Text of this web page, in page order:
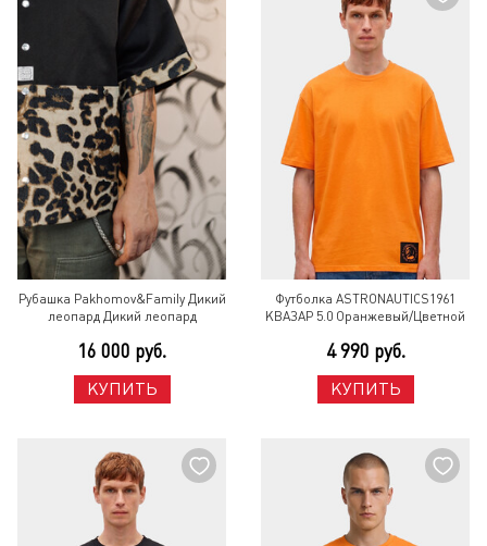
Рубашка Pakhomov&Family Дикий
леопард Дикий леопард
16 000 руб.
КУПИТЬ
Футболка ASTRONAUTICS1961
КВАЗАР 5.0 Оранжевый/Цветной
4 990 руб.
КУПИТЬ